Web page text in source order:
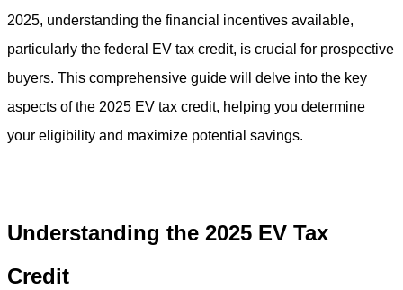
2025, understanding the financial incentives available,
particularly the federal EV tax credit, is crucial for prospective
buyers. This comprehensive guide will delve into the key
aspects of the 2025 EV tax credit, helping you determine
your eligibility and maximize potential savings.
Understanding the 2025 EV Tax
Credit